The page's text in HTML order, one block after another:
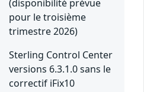
(disponibilité prévue
pour le troisième
trimestre 2026)
Sterling Control Center
versions 6.3.1.0 sans le
correctif iFix10